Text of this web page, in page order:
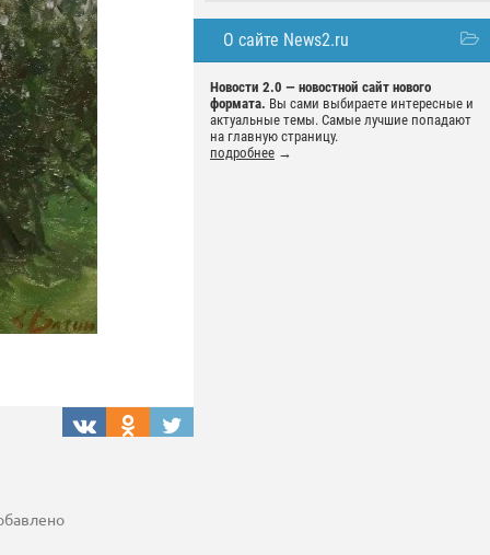
О сайте News2.ru
Новости 2.0 — новостной сайт нового
формата. Вы сами выбираете интересные и
актуальные темы. Самые лучшие попадают
на главную страницу.
подробнее →